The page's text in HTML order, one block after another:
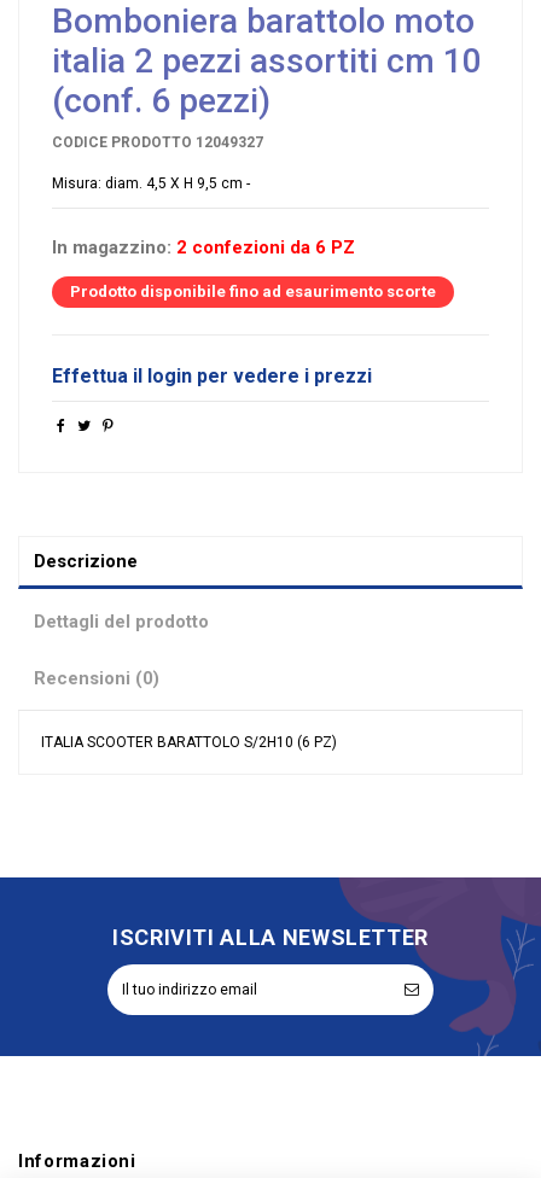
Bomboniera barattolo moto
italia 2 pezzi assortiti cm 10
(conf. 6 pezzi)
CODICE PRODOTTO 12049327
Misura: diam. 4,5 X H 9,5 cm -
In magazzino: 2 confezioni da 6 PZ
Prodotto disponibile fino ad esaurimento scorte
Effettua il login per vedere i prezzi
Descrizione
Dettagli del prodotto
Recensioni (0)
ITALIA SCOOTER BARATTOLO S/2H10 (6 PZ)
ISCRIVITI ALLA NEWSLETTER
Informazioni